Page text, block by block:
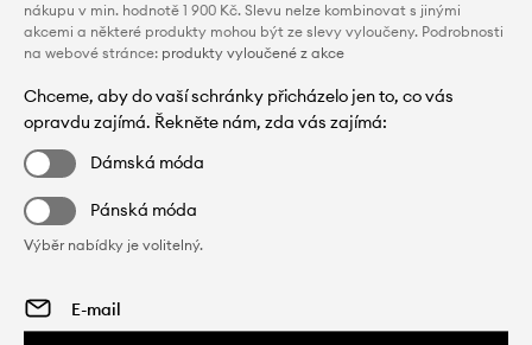
nákupu v min. hodnotě 1 900 Kč. Slevu nelze kombinovat s jinými
akcemi a některé produkty mohou být ze slevy vyloučeny. Podrobnosti
na webové stránce: produkty vyloučené z akce
Chceme, aby do vaší schránky přicházelo jen to, co vás
opravdu zajímá. Řekněte nám, zda vás zajímá:
Dámská móda
Pánská móda
Výběr nabídky je volitelný.